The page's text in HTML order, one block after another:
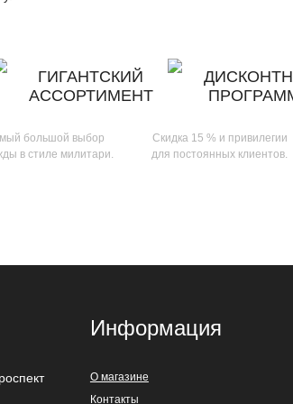
ГИГАНТСКИЙ
АССОРТИМЕНТ
большой выбор
в стиле милитари.
Скидка 15 % и привилегии
для постоянных клиентов.
Информация
О магазине
Контакты